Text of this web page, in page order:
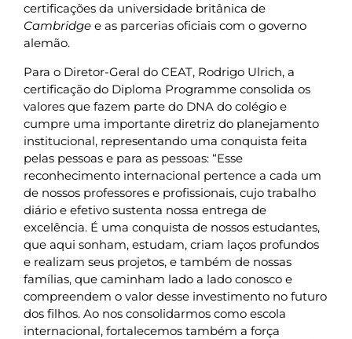
certificações da universidade britânica de
Cambridge e as parcerias oficiais com o governo
alemão.
Para o Diretor-Geral do CEAT, Rodrigo Ulrich, a
certificação do Diploma Programme consolida os
valores que fazem parte do DNA do colégio e
cumpre uma importante diretriz do planejamento
institucional, representando uma conquista feita
pelas pessoas e para as pessoas: “Esse
reconhecimento internacional pertence a cada um
de nossos professores e profissionais, cujo trabalho
diário e efetivo sustenta nossa entrega de
excelência. É uma conquista de nossos estudantes,
que aqui sonham, estudam, criam laços profundos
e realizam seus projetos, e também de nossas
famílias, que caminham lado a lado conosco e
compreendem o valor desse investimento no futuro
dos filhos. Ao nos consolidarmos como escola
internacional, fortalecemos também a força